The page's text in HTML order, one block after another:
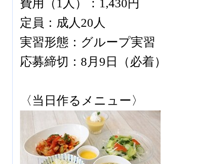
費用（1人）：1,430円
定員：成人20人
実習形態：グループ実習
応募締切：8月9日（必着）
〈当日作るメニュー〉